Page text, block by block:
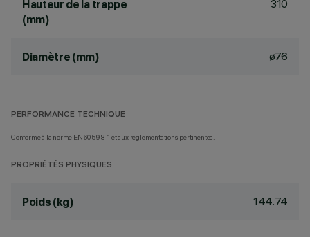
Hauteur de la trappe
(mm)
310
Diamètre (mm) ø76
PERFORMANCE TECHNIQUE
Conforme à la norme EN60598-1 et aux réglementations pertinentes.
PROPRIÉTÉS PHYSIQUES
Poids (kg) 144.74